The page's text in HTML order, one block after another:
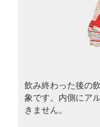
飲み終わった後の
象です。内側にア
きません。